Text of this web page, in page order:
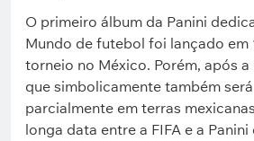
O primeiro álbum da Panini
Mundo de futebol foi lançado em
torneio no México. Porém, após
que simbolicamente também
parcialmente em terras
longa data entre a FIFA e a